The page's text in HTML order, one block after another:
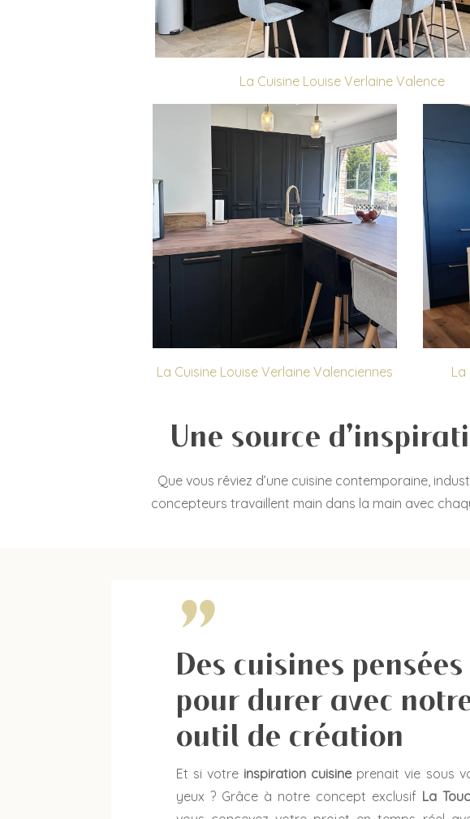
La Cuisine Louise Verlaine Valence
La Cuisine Louise Verlaine Valenciennes La
Une source
Que vous rêviez d’une cuisine contemporaine,
concepteurs travaillent main dans la main avec
"
Des cuisines pensées
pour durer avec
outil de création
Et si votre inspiration cuisine prenait vie sous
yeux ? Grâce à notre concept exclusif La